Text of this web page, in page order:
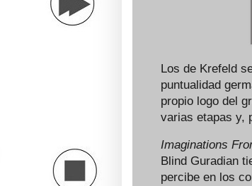
Los de Krefeld
puntualidad
propio logo del
varias etapas y,
Imaginations
Blind Guradian
percibe en los